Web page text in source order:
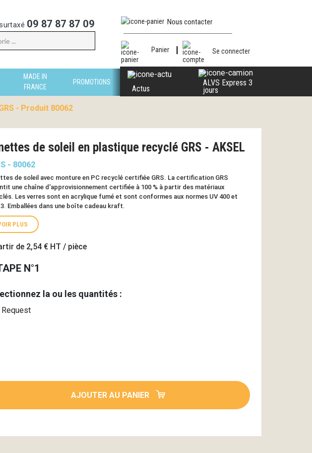
09 87 87 87 09 Nous contacter
Panier Se connecter
MADE IN
FRANCE
PROMOTIONS
Actus
ALVS Express 3
jours
- Produit 80062
de soleil en plastique recyclé GRS - AKSEL
- 80062
de soleil avec monture en PC recyclé certifiée GRS. La certification GRS
une chaîne d'approvisionnement certifiée à 100 % à partir des matériaux
Les verres sont en acrylique fumé et sont conformes aux normes UV 400 et
3. Emballées dans une boîte cadeau kraft.
PLUS
de 2,54 € HT / pièce
N°1
la ou les quantités :
Request
AJOUTER AU PANIER